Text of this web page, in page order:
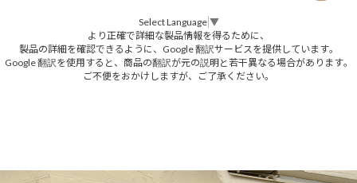
Select Language ▼
より正確で詳細な製品情報を得るために、
製品の詳細を確認できるように、Google 翻訳サービスを提供しています。
Google 翻訳を使用すると、商品の翻訳が元の説明と若干異なる場合があります。
ご不便をおかけしますが、ご了承ください。